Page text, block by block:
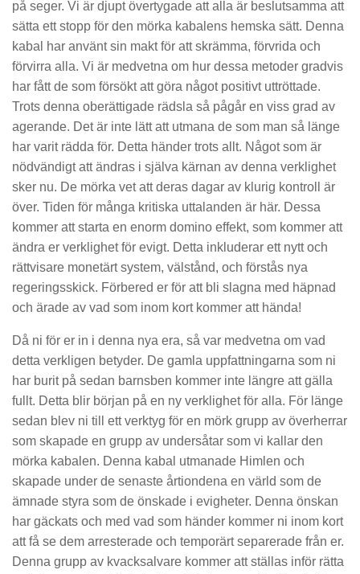
på seger. Vi är djupt övertygade att alla är beslutsamma att
sätta ett stopp för den mörka kabalens hemska sätt. Denna
kabal har använt sin makt för att skrämma, förvrida och
förvirra alla. Vi är medvetna om hur dessa metoder gradvis
har fått de som försökt att göra något positivt uttröttade.
Trots denna oberättigade rädsla så pågår en viss grad av
agerande. Det är inte lätt att utmana de som man så länge
har varit rädda för. Detta händer trots allt. Något som är
nödvändigt att ändras i själva kärnan av denna verklighet
sker nu. De mörka vet att deras dagar av klurig kontroll är
över. Tiden för många kritiska uttalanden är här. Dessa
kommer att starta en enorm domino effekt, som kommer att
ändra er verklighet för evigt. Detta inkluderar ett nytt och
rättvisare monetärt system, välstånd, och förstås nya
regeringsskick. Förbered er för att bli slagna med häpnad
och ärade av vad som inom kort kommer att hända!
Då ni för er in i denna nya era, så var medvetna om vad
detta verkligen betyder. De gamla uppfattningarna som ni
har burit på sedan barnsben kommer inte längre att gälla
fullt. Detta blir början på en ny verklighet för alla. För länge
sedan blev ni till ett verktyg för en mörk grupp av överherrar
som skapade en grupp av undersåtar som vi kallar den
mörka kabalen. Denna kabal utmanade Himlen och
skapade under de senaste årtiondena en värld som de
ämnade styra som de önskade i evigheter. Denna önskan
har gäckats och med vad som händer kommer ni inom kort
att få se dem arresterade och temporärt separerade från er.
Denna grupp av kvacksalvare kommer att ställas inför rätta